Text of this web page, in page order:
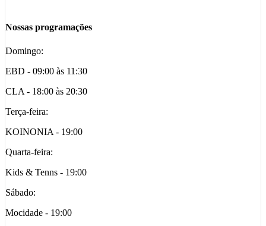
Nossas programações
Domingo:
EBD - 09:00 às 11:30
CLA - 18:00 às 20:30
Terça-feira:
KOINONIA - 19:00
Quarta-feira:
Kids & Tenns - 19:00
Sábado:
Mocidade - 19:00